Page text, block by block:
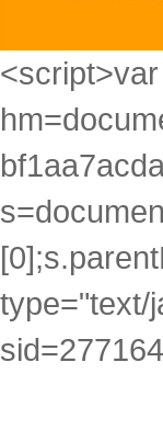
type="text/